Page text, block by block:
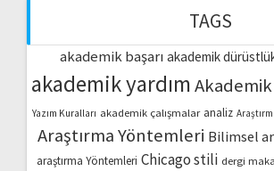
TAGS
akademik başarı akademik
akademik yardımAkademik
Yazım Kuralları akademik çalışmalar analiz
Araştırma Yöntemleri Bilimsel
araştırma Yöntemleri Chicago stili dergi